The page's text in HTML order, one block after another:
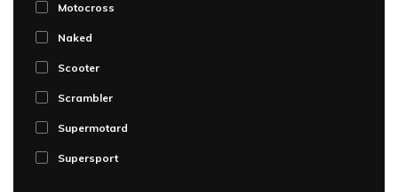
Motocross
Naked
Scooter
Scrambler
Supermotard
Supersport